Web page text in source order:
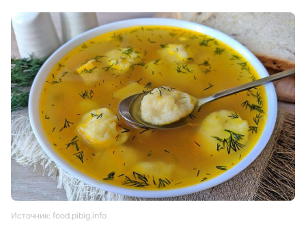
Источник: food.pibig.info